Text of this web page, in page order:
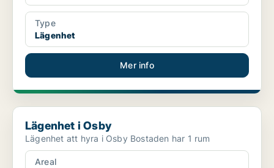
Type
Lägenhet
Mer info
Lägenhet i Osby
Lägenhet i Osby
Lägenhet att hyra i Osby Bostaden har 1 rum
Areal